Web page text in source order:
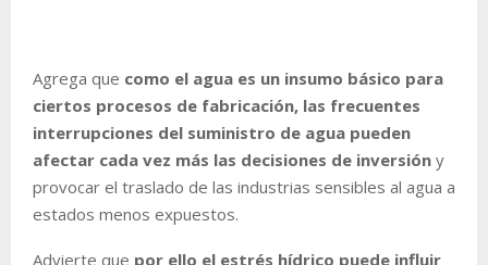
Agrega que como el agua es un insumo básico para
ciertos procesos de fabricación, las frecuentes
interrupciones del suministro de agua pueden
afectar cada vez más las decisiones de inversión y
provocar el traslado de las industrias sensibles al agua a
estados menos expuestos.
Advierte que por ello el estrés hídrico puede influir